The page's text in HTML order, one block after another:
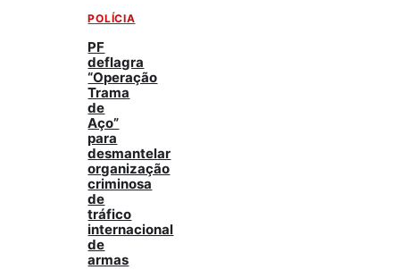
POLÍCIA
PF
deflagra
“Operação
Trama
de
Aço”
para
desmantelar
organização
criminosa
de
tráfico
internacional
de
armas